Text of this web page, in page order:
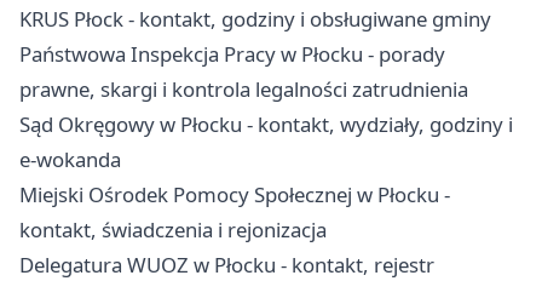
KRUS Płock - kontakt, godziny i obsługiwane gminy
Państwowa Inspekcja Pracy w Płocku - porady
prawne, skargi i kontrola legalności zatrudnienia
Sąd Okręgowy w Płocku - kontakt, wydziały, godziny i
e-wokanda
Miejski Ośrodek Pomocy Społecznej w Płocku -
kontakt, świadczenia i rejonizacja
Delegatura WUOZ w Płocku - kontakt, rejestr